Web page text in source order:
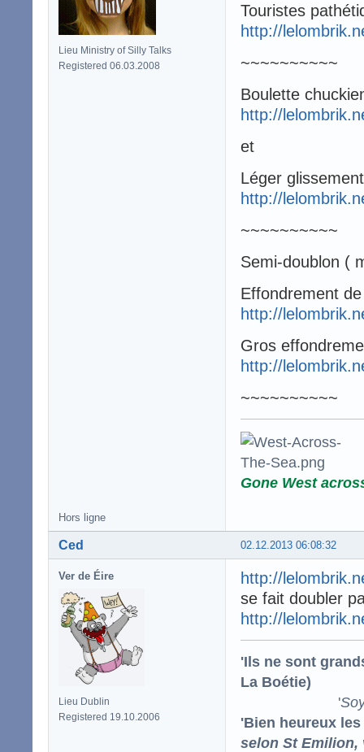
Lieu Ministry of Silly Talks
Registered 06.03.2008
Touristes
http://
~~~~~~~~~~
Boulette
http://
et
Léger
http://
~~~~~~~~~~
Semi-doublon (
Effondrement
http://
Gros
http://
~~~~~~~~~~
Gone West
Hors ligne
02.12.2013 06:08:32
Ced
Ver de Éire
Lieu Dublin
Registered 19.10.2006
http://
se fait doubler
http://
'Ils ne sont
La Boétie)
'
'Bien heureux
selon St Emilion,